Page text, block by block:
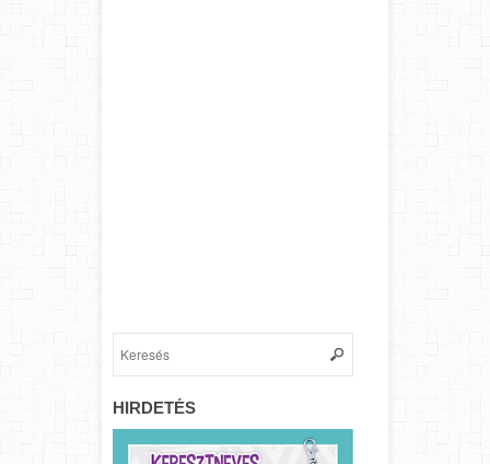
HIRDETÉS